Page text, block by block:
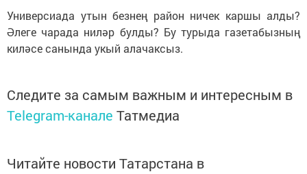
Универсиада утын безнең район ничек каршы алды?
Әлеге чарада ниләр булды? Бу турыда газетабызның
киләсе санында укый алачаксыз.
Следите за самым важным и интересным в
Telegram-канале Татмедиа
Читайте новости Татарстана в